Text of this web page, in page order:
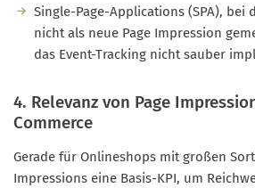
Single-Page-Applications (SPA), bei
nicht als neue Page Impression
das Event-Tracking nicht sauber
4. Relevanz von Page
Commerce
Gerade für Onlineshops mit großen
Impressions eine Basis-KPI, um